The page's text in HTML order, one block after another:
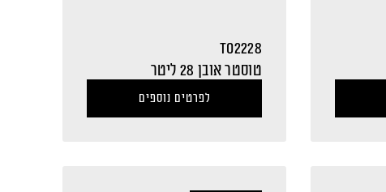
TO2228
טוסטר אובן 28 ליטר
לפרטים נוספים